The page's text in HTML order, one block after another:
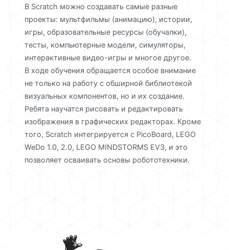
В Scratch можно создавать самые разные
проекты: мультфильмы (анимацию), истории,
игры, образовательные ресурсы (обучалки),
тесты, компьютерные модели, симуляторы,
интерактивные видео-игры и многое другое.
В ходе обучения обращается особое внимание
не только на работу с обширной библиотекой
визуальных компонентов, но и их создание.
Ребята научатся рисовать и редактировать
изображения в графических редакторах. Кроме
того, Scratch интегрируется с PicoBoard, LEGO
WeDo 1.0, 2.0, LEGO MINDSTORMS EV3, и это
позволяет осваивать основы робототехники.